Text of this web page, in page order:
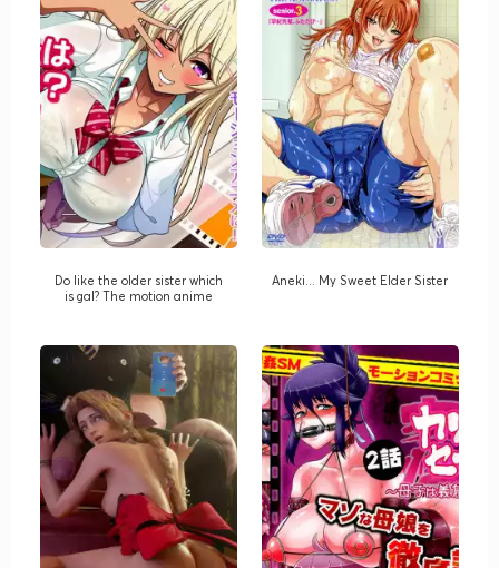
Do like the older sister which
is gal? The motion anime
Aneki... My Sweet Elder Sister